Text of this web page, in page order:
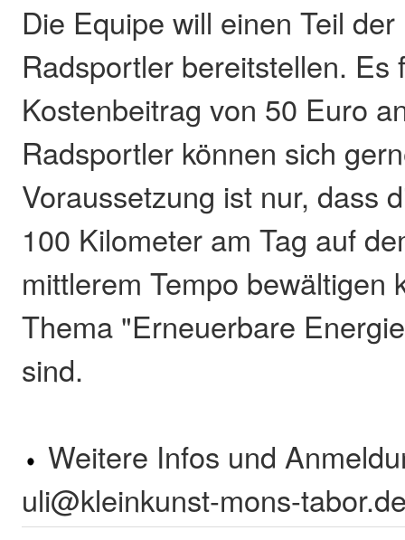
Die Equipe will einen Teil
Radsportler bereitstellen. Es
Kostenbeitrag von 50 Euro
Radsportler können sich
Voraussetzung ist nur, dass
100 Kilometer am Tag auf
mittlerem Tempo bewältigen
Thema "Erneuerbare
sind.
Weitere Infos und
uli@kleinkunst-mons-